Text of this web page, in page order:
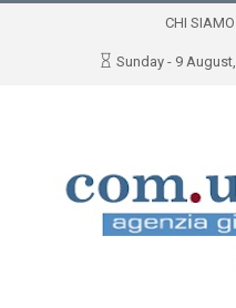
CHI SIAMO
Sunday - 9